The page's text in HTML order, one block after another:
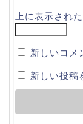
上に表示され
新しいコメ
新しい投稿